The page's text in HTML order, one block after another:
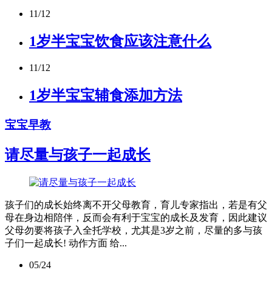
11/12
1岁半宝宝饮食应该注意什么
11/12
1岁半宝宝辅食添加方法
宝宝早教
请尽量与孩子一起成长
孩子们的成长始终离不开父母教育，育儿专家指出，若是有父
母在身边相陪伴，反而会有利于宝宝的成长及发育，因此建议
父母勿要将孩子入全托学校，尤其是3岁之前，尽量的多与孩
子们一起成长! 动作方面 给...
05/24